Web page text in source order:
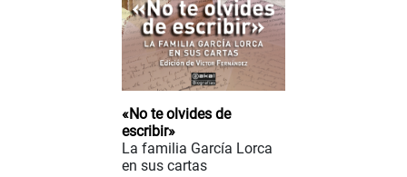
«No te olvides de
escribir»
La familia García Lorca
en sus cartas